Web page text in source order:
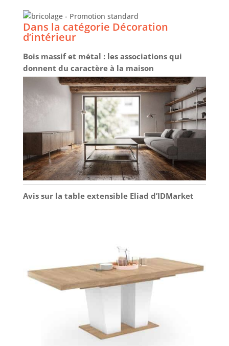
Dans la catégorie Décoration
d’intérieur
Bois massif et métal : les associations qui
donnent du caractère à la maison
Avis sur la table extensible Eliad d’IDMarket